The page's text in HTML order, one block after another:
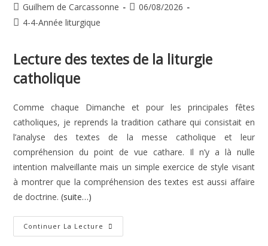
Auteur/autrice
de
Guilhem de Carcassonne
Publication
06/08/2026
Post4-4-Année liturgique
Lecture des textes de la liturgie
catholique
Comme chaque Dimanche et pour les principales fêtes
catholiques, je reprends la tradition cathare qui consistait en
l’analyse des textes de la messe catholique et leur
compréhension du point de vue cathare. Il n’y a là nulle
intention malveillante mais un simple exercice de style visant
à montrer que la compréhension des textes est aussi affaire
de doctrine.(suite…)
Continuer La Lecture Transfiguration
De